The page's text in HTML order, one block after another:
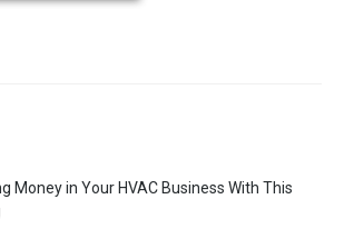
Money in Your HVAC Business With This